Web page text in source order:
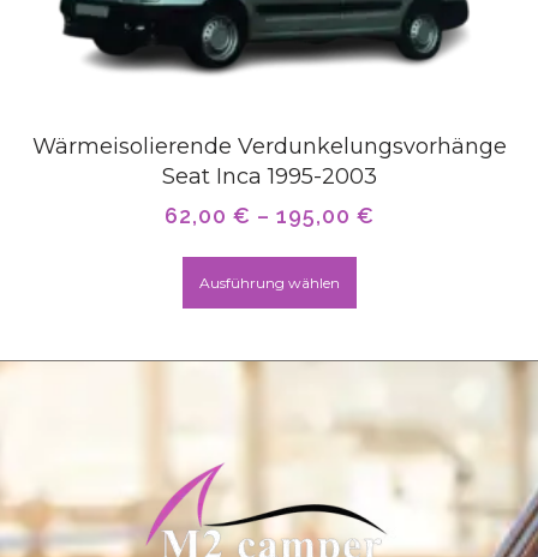
Wärmeisolierende Verdunkelungsvorhänge
Seat Inca 1995-2003
62,00 € – 195,00 €
Ausführung wählen